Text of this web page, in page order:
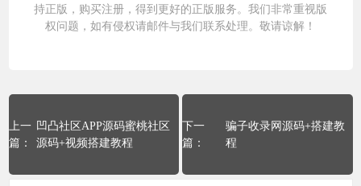
持正版，购买注册，得到更好的正版服务。我们非常重视版
权问题，如有侵权请邮件与我们联系处理。敬请谅解！
凹凸社区APP源码蜜桃社区
源码+视频搭建教程
骗子收录网源码+搭建教
程